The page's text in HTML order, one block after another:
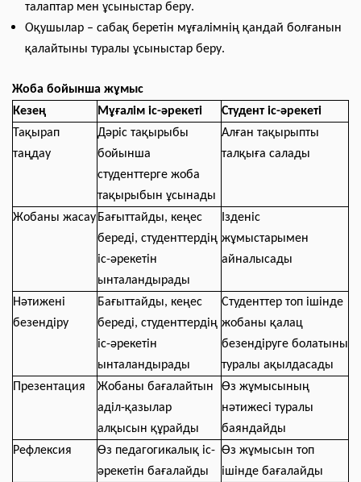
талаптар мен ұсыныстар беру.
Оқушылар – сабақ беретін мұғалімнің қандай болғанын
қалайтыны туралы ұсыныстар беру.
Жоба бойынша жұмыс
Кезең
Мұғалім іс-әрекеті
Студент іс-әрекеті
Тақырап
таңдау
Дәріс тақырыбы
бойынша
студенттерге жоба
тақырыбын ұсынады
Алған тақырыпты
талқыға салады
Жобаны жасау Бағыттайды, кеңес
береді, студенттердің
іс-әрекетін
ынталандырады
Ізденіс
жұмыстарымен
айналысады
Нәтижені
безендіру
Бағыттайды, кеңес
береді, студенттердің
іс-әрекетін
ынталандырады
Студенттер топ ішінде
жобаны қалац
безендіруге болатыны
туралы ақылдасады
Презентация
Жобаны бағалайтын
аділ-қазылар
алқысын құрайды
Өз жұмысының
нәтижесі туралы
баяндайды
Рефлексия
Өз педагогикалық іс-
әрекетін бағалайды
Өз жұмысын топ
ішінде бағалайды